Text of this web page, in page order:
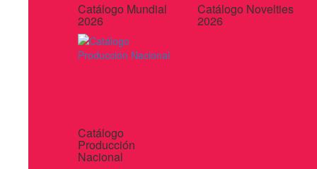
Catálogo Mundial
2026
Catálogo Novelties
2026
Catálogo
Producción
Nacional